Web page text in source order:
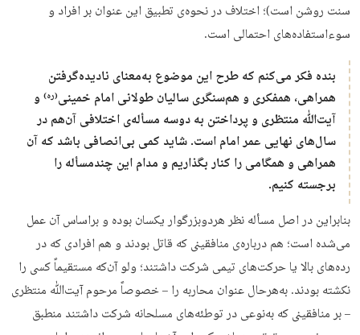
سنت روشن است)؛ اختلاف در نحوه‌ی تطبیق این عنوان بر افراد و
سوءاستفاده‌های احتمالی است.
بنده فکر می‌کنم که طرح این موضوع به‌معنای نادیده‌گرفتن
همراهی، همفکری و هم‌سنگری سالیان طولانی امام خمینی(ره) و
آیت‌ﷲ منتظری و پرداختن به دوسه مسأله‌ی اختلافی آن‌هم در
سال‌های نهایی عمر امام است. شاید کمی بی‌انصافی باشد که آن
همراهی و همگامی را کنار بگذاریم و مدام این چندمسأله را
برجسته کنیم.
بنابراین در اصل مسأله نظر هردوبزرگوار یکسان بوده و براساس آن عمل
می‌شده است؛ هم درباره‌ی منافقینی که قاتل بودند و هم افرادی که در
رده‌های بالا یا حرکت‌های تیمی شرکت داشتند؛ ولو آن‌که مستقیماً کسی را
نکشته بودند. به‌هرحال عنوان محاربه را – خصوصاً مرحوم آیت‌ﷲ منتظری
– بر منافقینی که به‌نوعی در توطئه‌های مسلحانه شرکت داشتند منطبق